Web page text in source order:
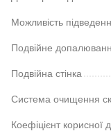
Можливість
Подвійне
Подвійна стінка
Система очищення
Коефіцієнт корисної